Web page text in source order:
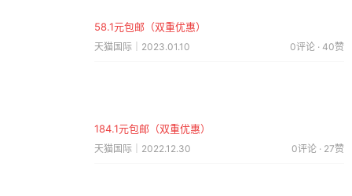
58.1元包邮（双重优惠）
天猫国际｜2023.01.10 0评论 · 40赞
184.1元包邮（双重优惠）
天猫国际｜2022.12.30 0评论 · 27赞